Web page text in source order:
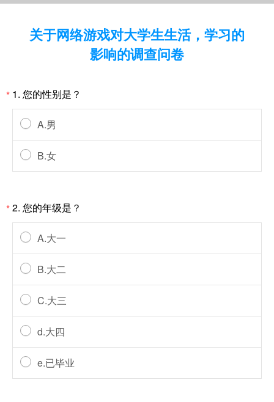
关于网络游戏对大学生生活，学习的
影响的调查问卷
* 1. 您的性别是？
A.男
B.女
*2. 您的年级是？
A.大一
B.大二
C.大三
d.大四
e.已毕业